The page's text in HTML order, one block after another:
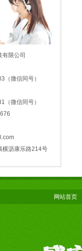
有限公司
（微信同号）
（微信同号）
横沥康乐路214号
网站首页